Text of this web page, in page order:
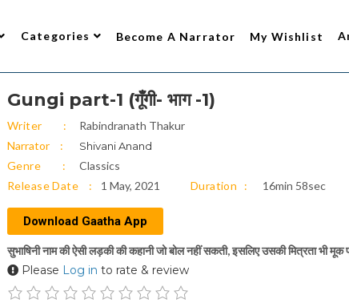
Categories Become A Narrator My Wishlist
Gungi part-1 (गूँगी- भाग -1)
Writer
Rabindranath Thakur
Narrator
Shivani Anand
Genre
Classics
Release Date
1 May, 2021 Duration 16min 58sec
Download Gaatha App
सुभाषिनी नाम की ऐसी लड़की की कहानी जो बोल नहीं सकती, इसलिए उसकी मित्रता भी
Please Log in to rate & review